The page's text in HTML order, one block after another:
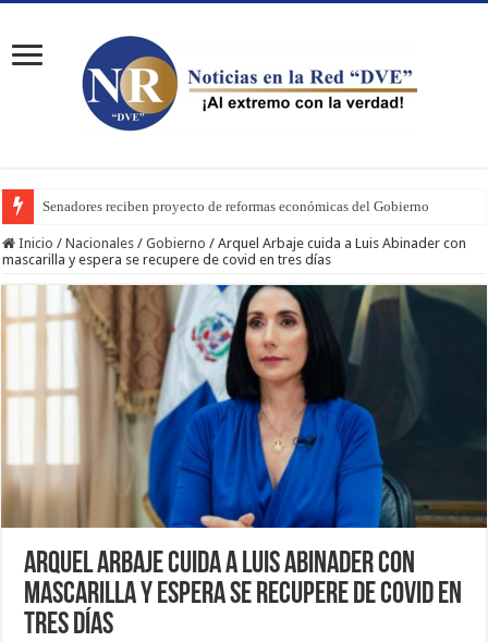
Senadores reciben proyecto de reformas económicas del Gobierno
Inicio / Nacionales / Gobierno / Arquel Arbaje cuida a Luis Abinader con
mascarilla y espera se recupere de covid en tres días
Arquel Arbaje cuida a Luis Abinader con
mascarilla y espera se recupere de covid en
tres días